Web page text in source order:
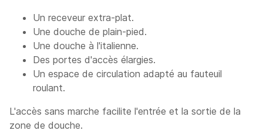
Un receveur extra-plat.
Une douche de plain-pied.
Une douche à l'italienne.
Des portes d'accès élargies.
Un espace de circulation adapté au fauteuil
roulant.
L'accès sans marche facilite l'entrée et la sortie de la
zone de douche.